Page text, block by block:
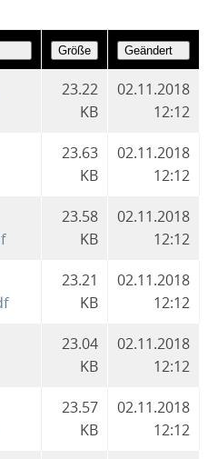
23.22
KB
02.11.2018
12:12
23.63
KB
02.11.2018
12:12
23.58
KB
02.11.2018
12:12
23.21
KB
02.11.2018
12:12
23.04
KB
02.11.2018
12:12
23.57
KB
02.11.2018
12:12